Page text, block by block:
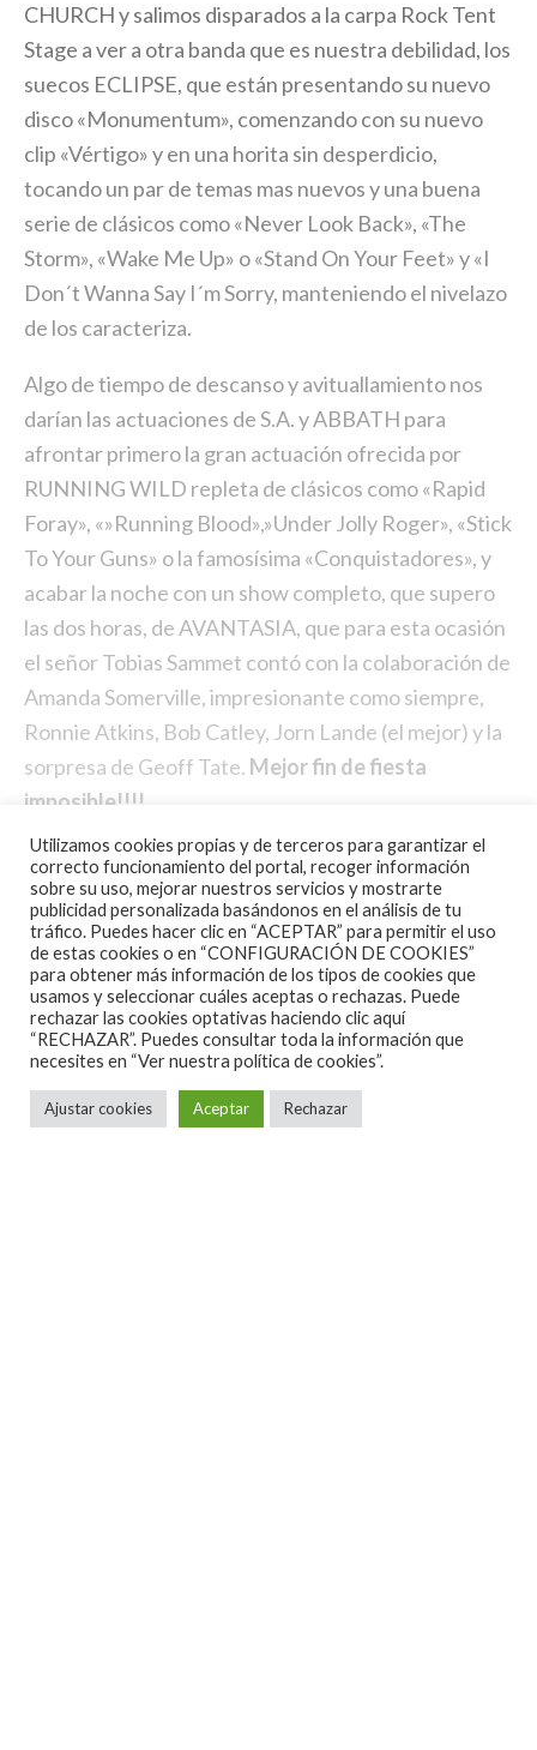
CHURCH y salimos disparados a la carpa Rock Tent
Stage a ver a otra banda que es nuestra debilidad, los
suecos ECLIPSE, que están presentando su nuevo
disco «Monumentum», comenzando con su nuevo
clip «Vértigo» y en una horita sin desperdicio,
tocando un par de temas mas nuevos y una buena
serie de clásicos como «Never Look Back», «The
Storm», «Wake Me Up» o «Stand On Your Feet» y «I
Don´t Wanna Say I´m Sorry, manteniendo el nivelazo
de los caracteriza.
Algo de tiempo de descanso y avituallamiento nos
darían las actuaciones de S.A. y ABBATH para
afrontar primero la gran actuación ofrecida por
RUNNING WILD repleta de clásicos como «Rapid
Foray», «»Running Blood»,»Under Jolly Roger», «Stick
To Your Guns» o la famosísima «Conquistadores», y
acabar la noche con un show completo, que supero
las dos horas, de AVANTASIA, que para esta ocasión
el señor Tobias Sammet contó con la colaboración de
Amanda Somerville, impresionante como siempre,
Ronnie Atkins, Bob Catley, Jorn Lande (el mejor) y la
sorpresa de Geoff Tate. Mejor fin de fiesta
imposible!!!!
Texto: FerKiss
Fotos:Metalmaniac Allisul
Utilizamos cookies propias y de terceros para garantizar el
correcto funcionamiento del portal, recoger información
sobre su uso, mejorar nuestros servicios y mostrarte
publicidad personalizada basándonos en el análisis de tu
tráfico. Puedes hacer clic en “ACEPTAR” para permitir el uso
de estas cookies o en “CONFIGURACIÓN DE COOKIES”
para obtener más información de los tipos de cookies que
usamos y seleccionar cuáles aceptas o rechazas. Puede
rechazar las cookies optativas haciendo clic aquí
“RECHAZAR”. Puedes consultar toda la información que
necesites en “Ver nuestra política de cookies”.
Ajustar cookies Aceptar Rechazar